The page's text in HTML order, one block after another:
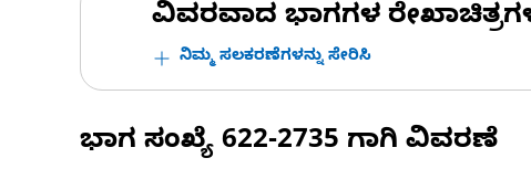
ವಿವರವಾದ ಭಾಗಗಳ
ನಿಮ್ಮ ಸಲಕರಣೆಗಳನ್ನು ಸೇರಿಸಿ
ಭಾಗ ಸಂಖ್ಯೆ 622-2735 ಗಾಗಿ ವಿವರಣೆ